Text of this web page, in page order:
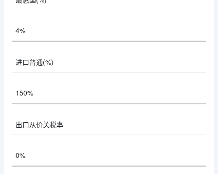
4%
进口普通(%)
150%
出口从价关税率
0%